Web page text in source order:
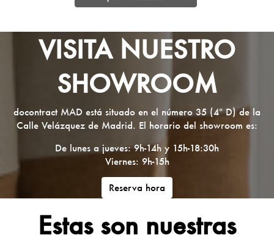
VISITA NUESTRO
SHOWROOM
docontract MAD está situado en el número 35 (4º D) de la
Calle Velázquez de Madrid. El horario del showroom es:
De lunes a jueves: 9h-14h y 15h-18:30h
Viernes: 9h-15h
Reserva hora
Estas son nuestras